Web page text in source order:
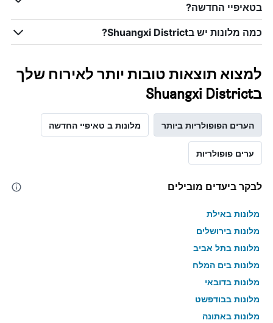
בטאיפיי החדשה?
כמה מלונות יש בShuangxi District?
למצוא תוצאות טובות יותר לאירוח שלך
בShuangxi District
הערים הפופולריות ביותר מלונות ב טאיפיי החדשה
ערים פופולריות
לבקר ביעדים מובילים
מלונות באילת
מלונות בירושלים
מלונות בתל אביב
מלונות בים המלח
מלונות בדובאי
מלונות בבודפשט
מלונות באתונה